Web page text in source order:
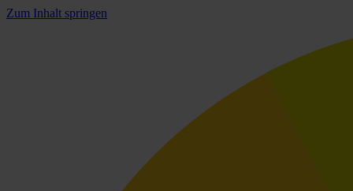
Zum Inhalt springen